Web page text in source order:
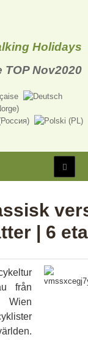
Holidays
| 6
från
Wien